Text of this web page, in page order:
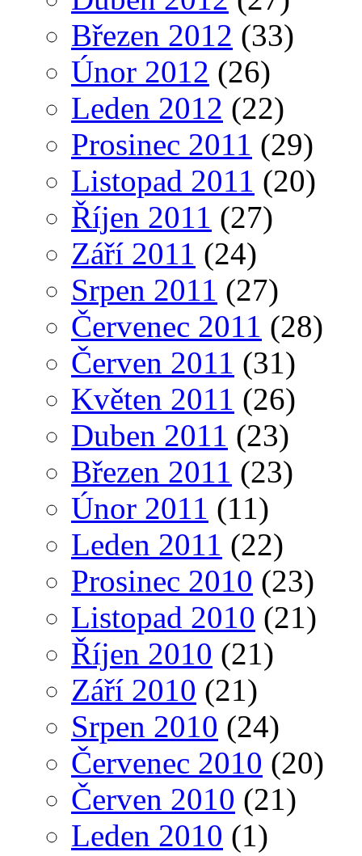
Březen 2012 (33)
Únor 2012 (26)
Leden 2012 (22)
Prosinec 2011 (29)
Listopad 2011 (20)
Říjen 2011 (27)
Září 2011 (24)
Srpen 2011 (27)
Červenec 2011 (28)
Červen 2011 (31)
Květen 2011 (26)
Duben 2011 (23)
Březen 2011 (23)
Únor 2011 (11)
Leden 2011 (22)
Prosinec 2010 (23)
Listopad 2010 (21)
Říjen 2010 (21)
Září 2010 (21)
Srpen 2010 (24)
Červenec 2010 (20)
Červen 2010 (21)
Leden 2010 (1)